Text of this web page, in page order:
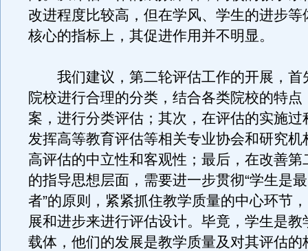
改进程度比较高，但在学风、学生的进步等
核心的指标上，其促进作用并不明显。
我们建议，第二轮评估工作的开展，首
院校进行合理的分类，结合各类院校的特点
案，进行分类评估；其次，在评估的实施过
发挥高等教育评估等相关专业协会和研究机
高评估的中立性和客观性；最后，在改善第
的指导思想层面，需要进一步贯彻“学生是
者”的原则，紧紧抓住教学质量的中心环节
展和进步来进行评估设计。毕竟，学生是教
载体，他们的发展是教学质量及对其评估的